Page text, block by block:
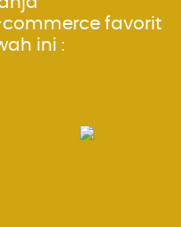
commerce favorit
ini :